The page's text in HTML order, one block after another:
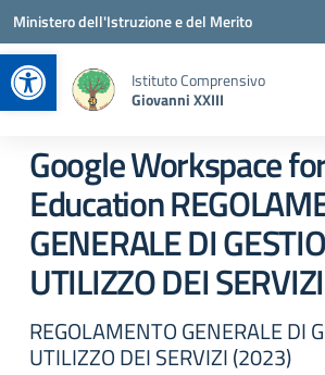
Apri la barra degli
Vai ai contenuti
Vai al menu di navigazione
Vai al footer
Ministero dell'Istruzione e del Merito
Istituto Comprensivo
Giovanni XXIII
Google Workspace
Education
GENERALE DI
UTILIZZO DEI
REGOLAMENTO GENERALE DI
UTILIZZO DEI SERVIZI (2023)